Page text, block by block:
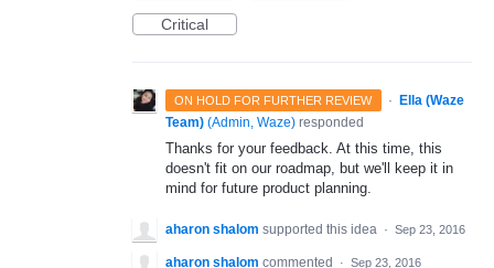
Critical
ON HOLD FOR FURTHER REVIEW ·
Ella (Waze
Team) (Admin, Waze) responded
Thanks for your feedback. At this time, this
doesn't fit on our roadmap, but we'll keep it in
mind for future product planning.
aharon shalom supported this idea · Sep 23, 2016
aharon shalom commented · Sep 23, 2016